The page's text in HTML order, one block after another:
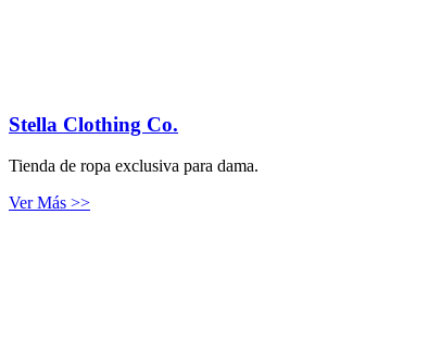
Stella Clothing Co.
Tienda de ropa exclusiva para dama.
Ver Más >>